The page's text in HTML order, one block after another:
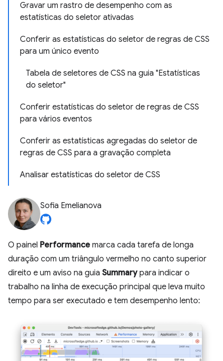
Gravar um rastro de desempenho com as
estatísticas do seletor ativadas
Conferir as estatísticas do seletor de regras de CSS
para um único evento
Tabela de seletores de CSS na guia "Estatísticas
do seletor"
Conferir estatísticas do seletor de regras de CSS
para vários eventos
Conferir as estatísticas agregadas do seletor de
regras de CSS para a gravação completa
Analisar estatísticas do seletor de CSS
Sofia Emelianova
O painel Performance marca cada tarefa de longa
duração com um triângulo vermelho no canto superior
direito e um aviso na guia Summarypara indicar o
trabalho na linha de execução principal que leva muito
tempo para ser executado e tem desempenho lento: